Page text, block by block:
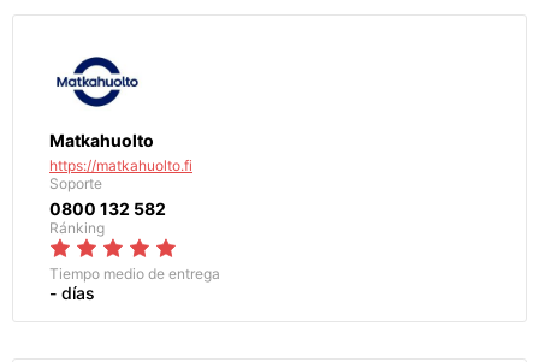
Matkahuolto
https://matkahuolto.fi
Soporte
0800 132 582
Ránking
Tiempo medio de entrega
- días